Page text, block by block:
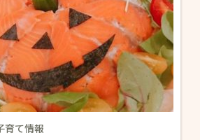
育て情報